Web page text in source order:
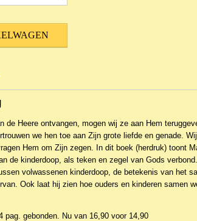
de Heere ontvangen, mogen wij ze aan Hem
we hen toe aan Zijn grote liefde en genade.
Hem om Zijn zegen. In dit boek (herdruk) toont
de kinderdoop, als teken en zegel van Gods
volwassenen kinderdoop, de betekenis van het
Ook laat hij zien hoe ouders en kinderen samen
pag. gebonden. Nu van 16,90 voor 14,90